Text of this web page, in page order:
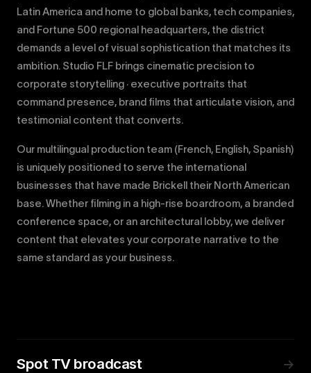
Latin America and home to global banks, tech companies,
and Fortune 500 regional headquarters, the district
demands a level of visual sophistication that matches its
ambition. Studio FLF brings cinematic precision to
corporate storytelling · executive portraits that
command presence, brand films that articulate vision, and
testimonial content that converts.
Our multilingual production team (French, English, Spanish)
is uniquely positioned to serve the international
businesses that have made Brickell their North American
base. Whether filming in a high-rise boardroom, a branded
conference space, or an architectural lobby, we deliver
content that elevates your corporate narrative to the
same standard as your business.
Spot TV broadcast →